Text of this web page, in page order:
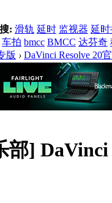
: 滑轨 延时 监视器 延
车拍 bmcc BMCC 达芬奇
版 › DaVinci Resolve 20
部] DaVinci